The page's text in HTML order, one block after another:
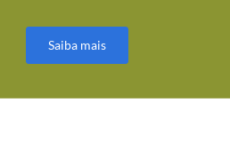
Saiba mais